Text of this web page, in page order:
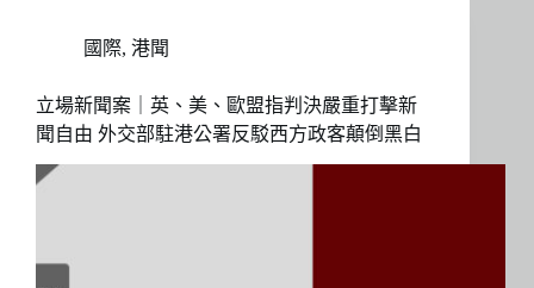
國際, 港聞
立場新聞案｜英、美、歐盟指判決嚴重打擊新
聞自由 外交部駐港公署反駁西方政客顛倒黑白